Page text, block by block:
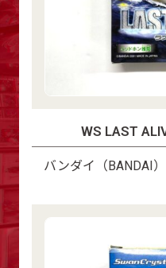
WS LAST
バンダイ（BANDAI）